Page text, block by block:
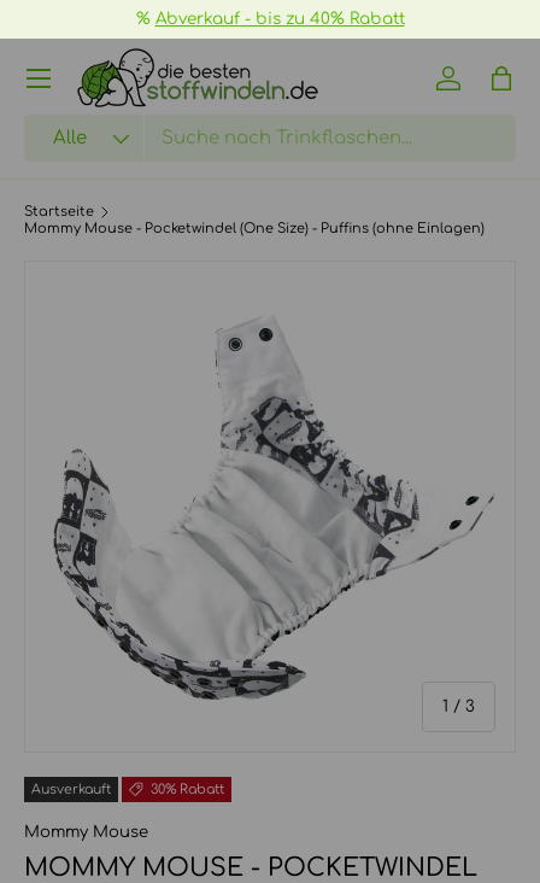
DIREKT ZUM INHALT
📦GRATIS Versand ab 70€ ->mehr Infos
Suchen
Alle
Einloggen
Startseite
Mommy Mouse - Pocketwindel (One Size) - Puffins (ohne Einlagen)
1 / von
3
Ausverkauft 30% Rabatt
Mommy Mouse
MOMMY MOUSE - POCKETWINDEL